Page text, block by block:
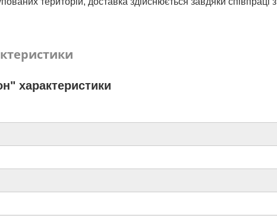
характеристики